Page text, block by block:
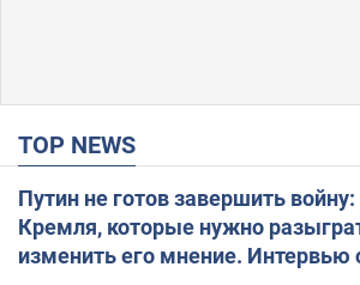
TOP NEWS
Путин не готов завершить
Кремля, которые нужно
изменить его мнение. Интервью